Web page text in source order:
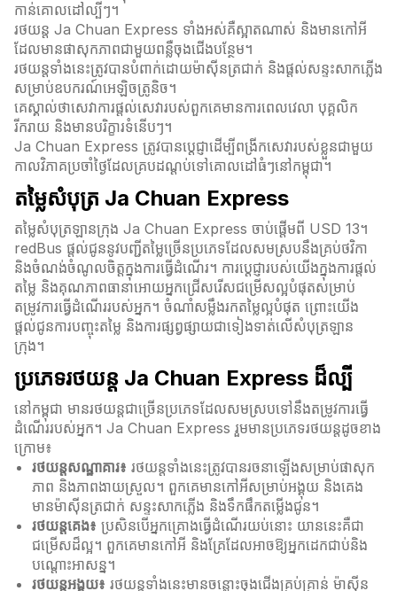
កាន់គោលដៅល្បីៗ។
រថយន្ត Ja Chuan Express ទាំងអស់គឺស្អាតណាស់ និងមានកៅអី
ដែលមានផាសុកភាពជាមួយពន្លឺចុងជើងបន្ថែម។
រថយន្តទាំងនេះត្រូវបានបំពាក់ដោយម៉ាស៊ីនត្រជាក់ និងផ្តល់សន្ទះសាកភ្លើង
សម្រាប់ឧបករណ៍អេឡិចត្រូនិច។
គេស្គាល់ថាសេវាការផ្តល់សេវារបស់ពួកគេមានការពេលវេលា បុគ្គលិក
រីករាយ និងមានបរិក្ខារទំនើបៗ។
Ja Chuan Express ត្រូវបានប្តេជ្ញាដើម្បីពង្រីកសេវារបស់ខ្លួនជាមួយ
កាលវិភាគប្រចាំថ្ងៃដែលគ្របដណ្តប់ទៅគោលដៅធំៗនៅកម្ពុជា។
តម្លៃសំបុត្រ Ja Chuan Express
តម្លៃសំបុត្រឡានក្រុង Ja Chuan Express ចាប់ផ្តើមពី USD 13។
redBus ផ្តល់ជូននូវបញ្ជីតម្លៃច្រើនប្រភេទដែលសមស្របនឹងគ្រប់ថវិកា
និងចំណង់ចំណូលចិត្តក្នុងការធ្វើដំណើរ។ ការប្តេជ្ញារបស់យើងក្នុងការផ្តល់
តម្លៃ និងគុណភាពធានាអោយអ្នកជ្រើសរើសជម្រើសល្អបំផុតសម្រាប់
តម្រូវការធ្វើដំណើររបស់អ្នក។ ចំណាំសម្លឹងរកតម្លៃល្អបំផុត ព្រោះយើង
ផ្តល់ជូនការបញ្ចុះតម្លៃ និងការផ្សព្វផ្សាយជាទៀងទាត់លើសំបុត្រឡាន
ក្រុង។
ប្រភេទរថយន្ត Ja Chuan Express ដ៏ល្បី
នៅកម្ពុជា មានរថយន្តជាច្រើនប្រភេទដែលសមស្របទៅនឹងតម្រូវការធ្វើ
ដំណើររបស់អ្នក។ Ja Chuan Express រួមមានប្រភេទរថយន្តដូចខាង
ក្រោម៖
រថយន្តសណ្ឋាគារ៖ រថយន្តទាំងនេះត្រូវបានរចនាឡើងសម្រាប់ផាសុក
ភាព និងភាពងាយស្រួល។ ពួកគេមានកៅអីសម្រាប់អង្គុយ និងគេង
មានម៉ាស៊ីនត្រជាក់ សន្ទះសាកភ្លើង និងទឹកផឹកតម្លើងជូន។
រថយន្តគេង៖ ប្រសិនបើអ្នកគ្រោងធ្វើដំណើរយប់នោះ យាននេះគឺជា
ជម្រើសដ៏ល្អ។ ពួកគេមានកៅអី និងគ្រែដែលអាចឱ្យអ្នកដេកជាប់និង
បណ្ដោះអាសន្ន។
រថយន្តអង្គុយ៖ រថយន្តទាំងនេះមានចន្លោះចុងជើងគ្រប់គ្រាន់ ម៉ាស៊ីន